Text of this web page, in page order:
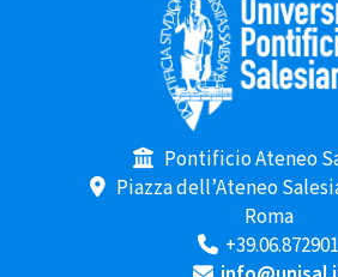
Pontificio Ateneo
Piazza dell’Ateneo
Roma
+39.06.872901